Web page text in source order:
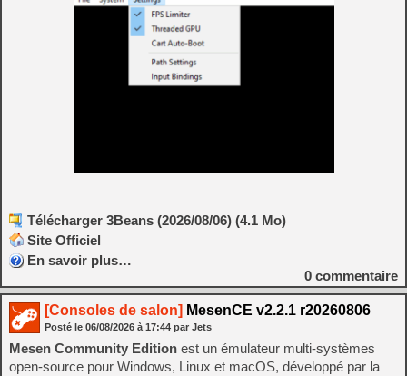
Télécharger 3Beans (2026/08/06) (4.1 Mo)
Site Officiel
En savoir plus…
0 commentaire
[Consoles de salon] MesenCE v2.2.1 r20260806
Posté le 06/08/2026 à 17:44 par Jets
Mesen Community Edition est un émulateur multi‑systèmes
open‑source pour Windows, Linux et macOS, développé par la